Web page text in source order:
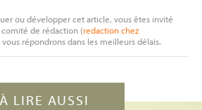
ou développer cet article, vous êtes invité
de rédaction (redactionchez
répondrons dans les meilleurs délais.
À LIRE AUSSI